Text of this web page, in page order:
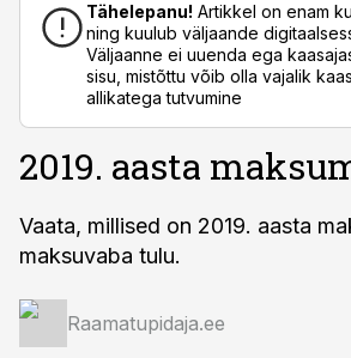
Tähelepanu! Artikkel on enam
ning kuulub väljaande
Väljaanne ei uuenda ega
sisu, mistõttu võib olla vajalik
allikatega tutvumine
2019. aasta
Vaata, millised on 2019. aasta
maksuvaba tulu.
Raamatupidaja.ee